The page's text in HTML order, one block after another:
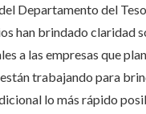
Departamento del
han brindado claridad
a las empresas que
trabajando para
lo más rápido